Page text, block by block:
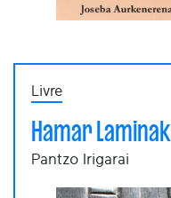
Livre
Hamar Laminak
Pantzo Irigarai